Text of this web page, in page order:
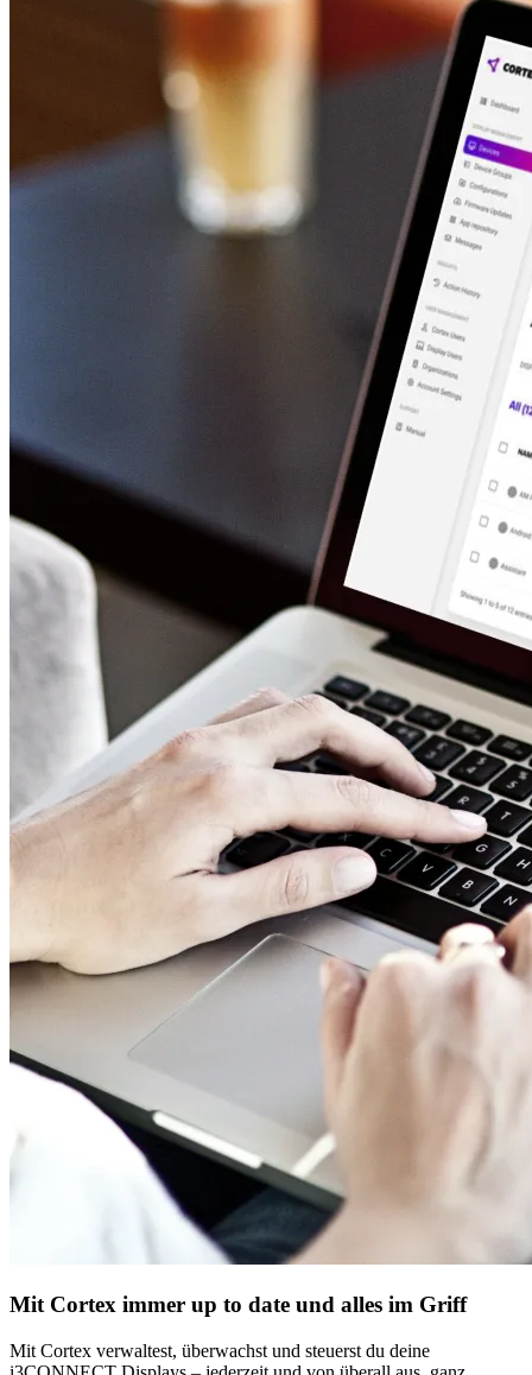
Mit Cortex immer up to date und alles im Griff
Mit Cortex verwaltest, überwachst und steuerst du deine